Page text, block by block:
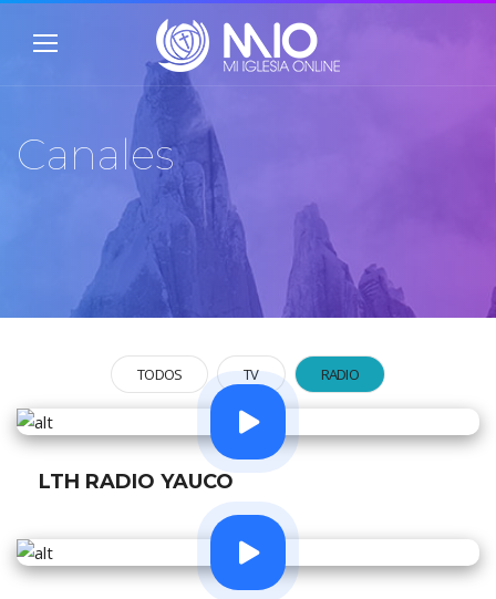
Canales
TODOS TV RADIO
LTH RADIO YAUCO